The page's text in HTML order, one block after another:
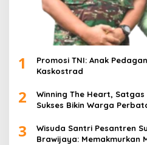
1
Promosi TNI: Anak
Kaskostrad
2
Winning The Heart,
Sukses Bikin Warga
3
Wisuda Santri Pesantren
Brawijaya: Memakmurkan